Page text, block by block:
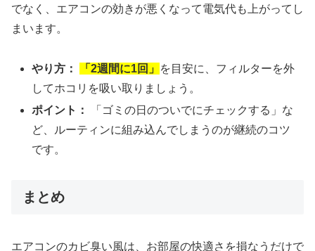
でなく、エアコンの効きが悪くなって電気代も上がってし
まいます。
やり方： 「2週間に1回」
を目安に、フィルターを外
してホコリを吸い取りましょう。
ポイント：
「ゴミの日のついでにチェックする」な
ど、ルーティンに組み込んでしまうのが継続のコツ
です。
まとめ
エアコンのカビ臭い風は、お部屋の快適さを損なうだけで